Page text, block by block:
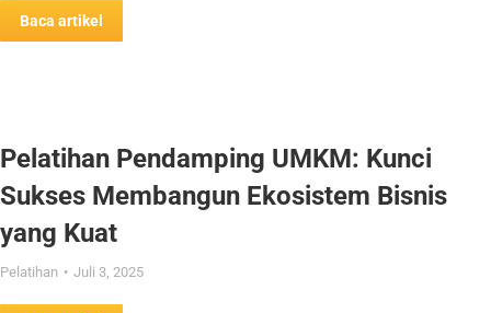
Baca artikel
Pelatihan Pendamping UMKM: Kunci
Sukses Membangun Ekosistem Bisnis
yang Kuat
Pelatihan Juli 3, 2025